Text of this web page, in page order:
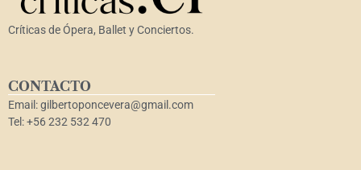
Críticas de Ópera, Ballet y Conciertos.
CONTACTO
Email: gilbertoponcevera@gmail.com
Tel: +56 232 532 470